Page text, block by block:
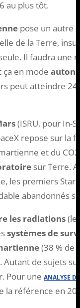
au plus tôt.
pose un autre
de la Terre,
Il faudra une
ça en mode
peut atteindre 24
(ISRU, pour In-
repose sur la
et du
sur Terre.
les premiers
abandonnés
les radiations(le
systèmes de
(38 % de
de sujets
Pour une ANALYSE
la référence en